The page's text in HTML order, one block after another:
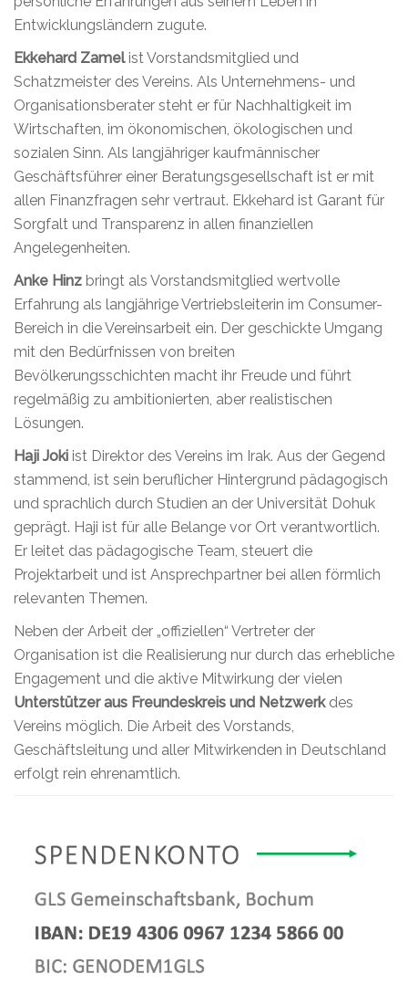
Entwicklungsländern zugute.
Ekkehard Zamelist Vorstandsmitglied und
Schatzmeister des Vereins. Als Unternehmens- und
Organisationsberater steht er für Nachhaltigkeit im
Wirtschaften, im ökonomischen, ökologischen und
sozialen Sinn. Als langjähriger kaufmännischer
Geschäftsführer einer Beratungsgesellschaft ist er mit
allen Finanzfragen sehr vertraut. Ekkehard ist Garant für
Sorgfalt und Transparenz in allen finanziellen
Angelegenheiten.
Anke Hinz bringt als Vorstandsmitglied wertvolle
Erfahrung als langjährige Vertriebsleiterin im Consumer-
Bereich in die Vereinsarbeit ein. Der geschickte Umgang
mit den Bedürfnissen von breiten
Bevölkerungsschichten macht ihr Freude und führt
regelmäßig zu ambitionierten, aber realistischen
Lösungen.
Haji Joki ist Direktor des Vereins im Irak. Aus der Gegend
stammend, ist sein beruflicher Hintergrund pädagogisch
und sprachlich durch Studien an der Universität Dohuk
geprägt. Haji ist für alle Belange vor Ort verantwortlich.
Er leitet das pädagogische Team, steuert die
Projektarbeit und ist Ansprechpartner bei allen förmlich
relevanten Themen.
Neben der Arbeit der „offiziellen“ Vertreter der
Organisation ist die Realisierung nur durch das erhebliche
Engagement und die aktive Mitwirkung der vielen
Unterstützer aus Freundeskreis und Netzwerkdes
Vereins möglich. Die Arbeit des Vorstands,
Geschäftsleitung und aller Mitwirkenden in Deutschland
erfolgt rein ehrenamtlich.